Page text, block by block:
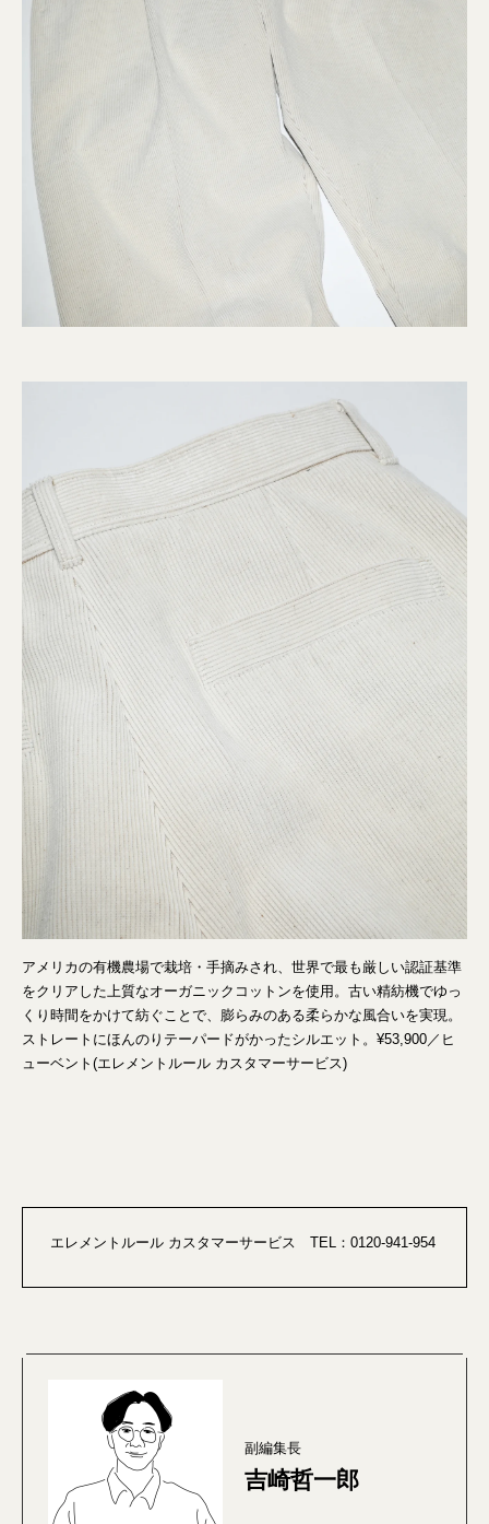
アメリカの有機農場で栽培・手摘みされ、世界で最も厳しい認証基準
をクリアした上質なオーガニックコットンを使用。古い精紡機でゆっ
くり時間をかけて紡ぐことで、膨らみのある柔らかな風合いを実現。
ストレートにほんのりテーパードがかったシルエット。¥53,900／ヒ
ューベント(エレメントルール カスタマーサービス)
エレメントルール カスタマーサービス TEL：0120-941-954
副編集長
吉崎哲一郎